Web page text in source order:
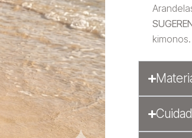
kimonos.